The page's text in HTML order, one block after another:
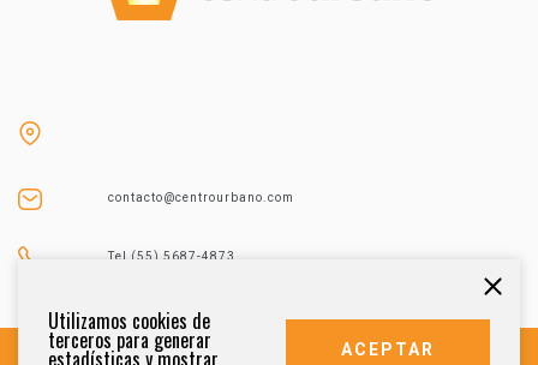
contacto@centrourbano.com
Tel (55) 5687-4873
Utilizamos cookies de
terceros para generar
estadísticas y mostrar ACEPTAR